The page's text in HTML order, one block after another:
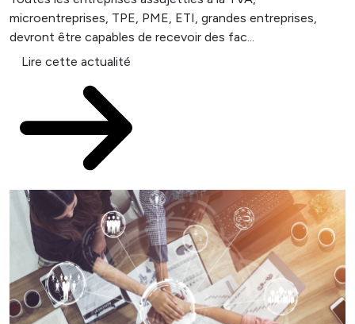
microentreprises, TPE, PME, ETI, grandes entreprises,
devront être capables de recevoir des fac...
Lire cette actualité